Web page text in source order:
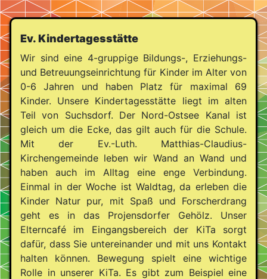
Ev. Kindertagesstätte
Wir sind eine 4-gruppige Bildungs-, Erziehungs-
und Betreuungseinrichtung für Kinder im Alter von
0-6 Jahren und haben Platz für maximal 69
Kinder. Unsere Kindertagesstätte liegt im alten
Teil von Suchsdorf. Der Nord-Ostsee Kanal ist
gleich um die Ecke, das gilt auch für die Schule.
Mit der Ev.-Luth. Matthias-Claudius-
Kirchengemeinde leben wir Wand an Wand und
haben auch im Alltag eine enge Verbindung.
Einmal in der Woche ist Waldtag, da erleben die
Kinder Natur pur, mit Spaß und Forscherdrang
geht es in das Projensdorfer Gehölz. Unser
Elterncafé im Eingangsbereich der KiTa sorgt
dafür, dass Sie untereinander und mit uns Kontakt
halten können. Bewegung spielt eine wichtige
Rolle in unserer KiTa. Es gibt zum Beispiel eine